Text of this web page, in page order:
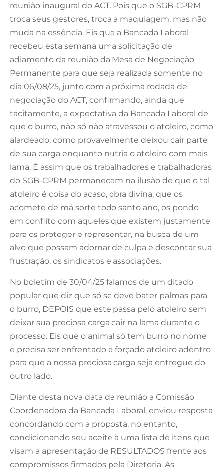
reunião inaugural do ACT. Pois que o SGB-CPRM
troca seus gestores, troca a maquiagem, mas não
muda na essência. Eis que a Bancada Laboral
recebeu esta semana uma solicitação de
adiamento da reunião da Mesa de Negociação
Permanente para que seja realizada somente no
dia 06/08/25, junto com a próxima rodada de
negociação do ACT, confirmando, ainda que
tacitamente, a expectativa da Bancada Laboral de
que o burro, não só não atravessou o atoleiro, como
alardeado, como provavelmente deixou cair parte
de sua carga enquanto nutria o atoleiro com mais
lama. É assim que os trabalhadores e trabalhadoras
do SGB-CPRM permanecem na ilusão de que o tal
atoleiro é coisa do acaso, obra divina, que os
acomete de má sorte todo santo ano, os pondo
em conflito com aqueles que existem justamente
para os proteger e representar, na busca de um
alvo que possam adornar de culpa e descontar sua
frustração, os sindicatos e associações.
No boletim de 30/04/25 falamos de um ditado
popular que diz que só se deve bater palmas para
o burro, DEPOIS que este passa pelo atoleiro sem
deixar sua preciosa carga cair na lama durante o
processo. Eis que o animal só tem burro no nome
e precisa ser enfrentado e forçado atoleiro adentro
para que a nossa preciosa carga seja entregue do
outro lado.
Diante desta nova data de reunião a Comissão
Coordenadora da Bancada Laboral, enviou resposta
concordando com a proposta, no entanto,
condicionando seu aceite à uma lista de itens que
visam a apresentação de RESULTADOS frente aos
compromissos firmados pela Diretoria. As